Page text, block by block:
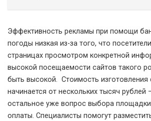
Эффективность рекламы при помощи
погоды низкая из-за того, что
страницах просмотром конкретной
высокой посещаемости сайтов такого
быть высокой. Стоимость изготовления
начинается от нескольких тысяч рублей
остальное уже вопрос выбора
оплаты. Специалисты помогут